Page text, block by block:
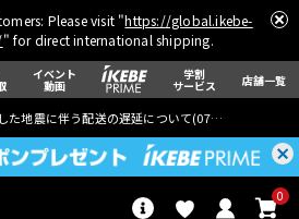
Please visit "https://global.ikebe-
" for direct international shipping.
イベント
動画
学割
サービス 店舗一覧
た地震に伴う配送の遅延について(07月29日
0